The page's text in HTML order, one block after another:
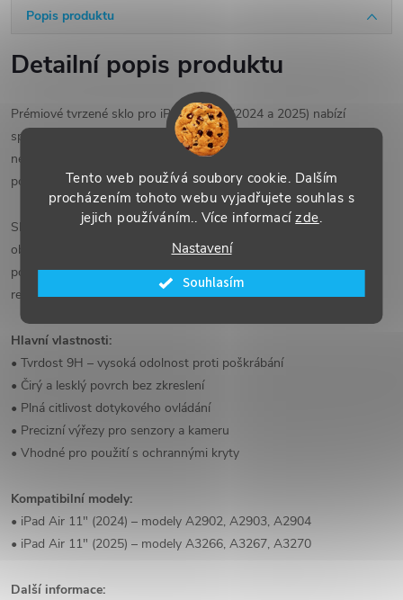
Tento web používá soubory cookie. Dalším
procházením tohoto webu vyjadřujete souhlas s
jejich používáním.. Více informacízde.
Nastavení
Souhlasím
Popis produktu
Detailní popis produktu
Prémiové tvrzené sklo pro iPad Air 11" (2024 a 2025) nabízí
spolehlivou ochranu displeje bez kompromisů v kvalitě zobrazení
nebo dotykové odezvě. Díky tvrdosti 9H účinně chrání proti
poškrábání, nárazům a nečistotám.
Sklo je navrženo na míru modelům iPad Air 6. a 7. generace a
obsahuje precizní výřezy pro všechny senzory a kameru. Jeho čirá
povrchová úprava zajišťuje výbornou průhlednost a zachování
reálných barev.
Hlavní vlastnosti:
• Tvrdost 9H – vysoká odolnost proti poškrábání
• Čirý a lesklý povrch bez zkreslení
• Plná citlivost dotykového ovládání
• Precizní výřezy pro senzory a kameru
• Vhodné pro použití s ochrannými kryty
Kompatibilní modely:
• iPad Air 11" (2024) – modely A2902, A2903, A2904
• iPad Air 11" (2025) – modely A3266, A3267, A3270
Další informace: